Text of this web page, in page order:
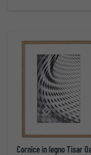
Cornice in legno Tisar